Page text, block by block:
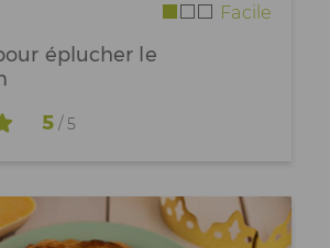
Facile
éplucher le
5/ 5